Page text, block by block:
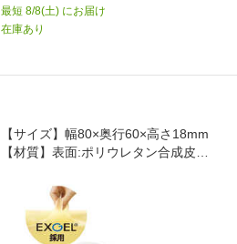
最短 8/8(土) にお届け
在庫あり
【サイズ】幅80×奥行60×高さ18mm
【材質】表面:ポリウレタン合成皮
ム【その他】本体重量:56g